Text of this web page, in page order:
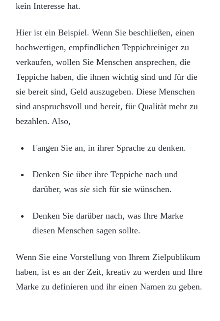
kein Interesse hat.
Hier ist ein Beispiel. Wenn Sie beschließen, einen
hochwertigen, empfindlichen Teppichreiniger zu
verkaufen, wollen Sie Menschen ansprechen, die
Teppiche haben, die ihnen wichtig sind und für die
sie bereit sind, Geld auszugeben. Diese Menschen
sind anspruchsvoll und bereit, für Qualität mehr zu
bezahlen. Also,
Fangen Sie an, in ihrer Sprache zu denken.
Denken Sie über ihre Teppiche nach und
darüber, was siesich für sie wünschen.
Denken Sie darüber nach, was Ihre Marke
diesen Menschen sagen sollte.
Wenn Sie eine Vorstellung von Ihrem Zielpublikum
haben, ist es an der Zeit, kreativ zu werden und Ihre
Marke zu definieren und ihr einen Namen zu geben.